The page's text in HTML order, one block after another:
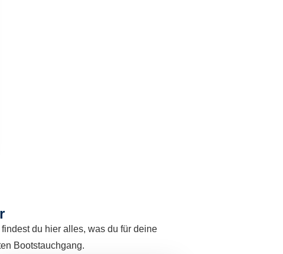
du hier alles, was du für deine
Bootstauchgang.